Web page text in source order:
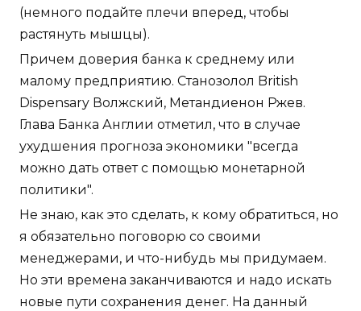
(немного подайте плечи вперед, чтобы
растянуть мышцы).
Причем доверия банка к среднему или
малому предприятию. Станозолол British
Dispensary Волжский, Метандиенон Ржев.
Глава Банка Англии отметил, что в случае
ухудшения прогноза экономики "всегда
можно дать ответ с помощью монетарной
политики".
Не знаю, как это сделать, к кому обратиться, но
я обязательно поговорю со своими
менеджерами, и что-нибудь мы придумаем.
Но эти времена заканчиваются и надо искать
новые пути сохранения денег. На данный